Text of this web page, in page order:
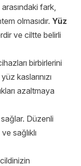
fark,
olmasıdır. Yüz
ve ciltte belirli
birbirlerini
kaslarınızı
azaltmaya
Düzenli
sağlıklı